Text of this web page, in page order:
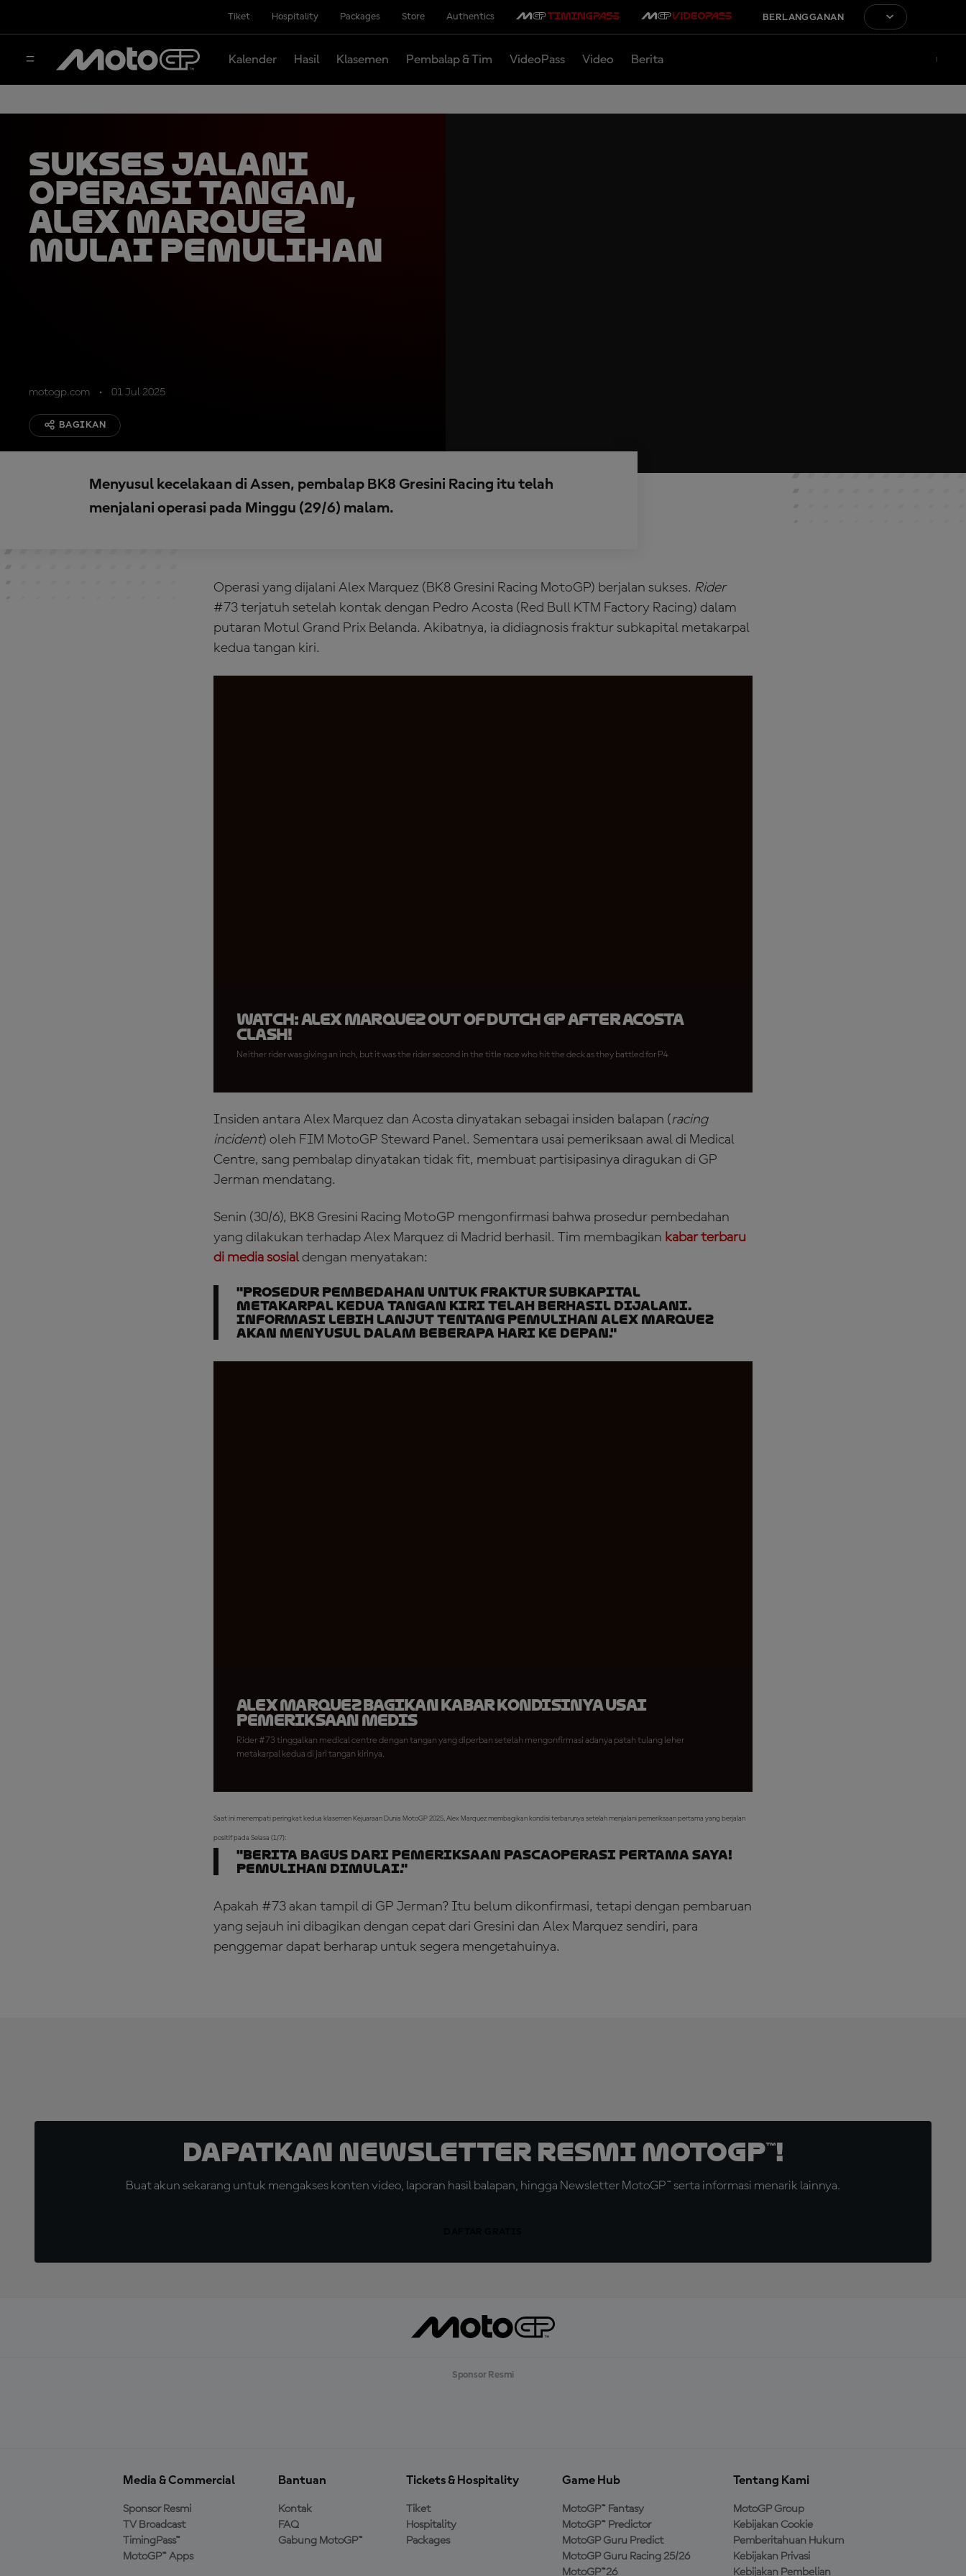
Tiket Hospitality Packages Store Authentics BERLANGGANAN
Kalender Hasil Klasemen Pembalap & Tim VideoPass Video Berita
Sukses Jalani
Operasi Tangan,
Alex Marquez
Mulai Pemulihan
motogp.com 01 Jul 2025
BAGIKAN
Menyusul kecelakaan di Assen, pembalap BK8 Gresini Racing itu telah
menjalani operasi pada Minggu (29/6) malam.
Operasi yang dijalani Alex Marquez (BK8 Gresini Racing MotoGP) berjalan sukses. Rider
#73 terjatuh setelah kontak dengan Pedro Acosta (Red Bull KTM Factory Racing) dalam
putaran Motul Grand Prix Belanda. Akibatnya, ia didiagnosis fraktur subkapital metakarpal
kedua tangan kiri.
WATCH: Alex Marquez OUT of Dutch GP after Acosta
clash!
Neither rider was giving an inch, but it was the rider second in the title race who hit the deck as they battled for P4
Insiden antara Alex Marquez dan Acosta dinyatakan sebagai insiden balapan (racing
incident) oleh FIM MotoGP Steward Panel. Sementara usai pemeriksaan awal di Medical
Centre, sang pembalap dinyatakan tidak fit, membuat partisipasinya diragukan di GP
Jerman mendatang.
Senin (30/6), BK8 Gresini Racing MotoGP mengonfirmasi bahwa prosedur pembedahan
yang dilakukan terhadap Alex Marquez di Madrid berhasil. Tim membagikan kabar terbaru
di media sosialdengan menyatakan:
"Prosedur pembedahan untuk fraktur subkapital
metakarpal kedua tangan kiri telah berhasil dijalani.
Informasi lebih lanjut tentang pemulihan Alex Marquez
akan menyusul dalam beberapa hari ke depan."
Alex Marquez Bagikan Kabar Kondisinya Usai
Pemeriksaan Medis
Rider #73 tinggalkan medical centre dengan tangan yang diperban setelah mengonfirmasi adanya patah tulang leher
metakarpal kedua di jari tangan kirinya.
Saat ini menempati peringkat kedua klasemen Kejuaraan Dunia MotoGP 2025, Alex Marquez membagikan kondisi terbarunya setelah menjalani pemeriksaan pertama yang berjalan
positif pada Selasa (1/7):
"Berita bagus dari pemeriksaan pascaoperasi pertama saya!
Pemulihan dimulai."
Apakah #73 akan tampil di GP Jerman? Itu belum dikonfirmasi, tetapi dengan pembaruan
yang sejauh ini dibagikan dengan cepat dari Gresini dan Alex Marquez sendiri, para
penggemar dapat berharap untuk segera mengetahuinya.
Dapatkan Newsletter Resmi MotoGP™!
Buat akun sekarang untuk mengakses konten video, laporan hasil balapan, hingga Newsletter MotoGP™ serta informasi menarik lainnya.
Sponsor Resmi
Media & Commercial
Sponsor Resmi
TV Broadcast
TimingPass™
MotoGP™ Apps
Bantuan
Kontak
FAQ
Gabung MotoGP™
Tickets & Hospitality
Tiket
Hospitality
Packages
Game Hub
MotoGP™ Fantasy
MotoGP™ Predictor
MotoGP Guru Predict
MotoGP Guru Racing 25/26
MotoGP™26
Tentang Kami
MotoGP Group
Kebijakan Cookie
Pemberitahuan Hukum
Kebijakan Privasi
Kebijakan Pembelian